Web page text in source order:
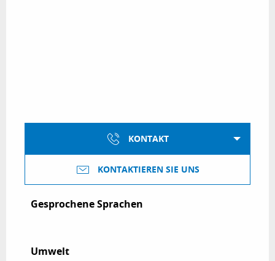
KONTAKT
KONTAKTIEREN SIE UNS
Gesprochene Sprachen
Gesprochene Sprachen
Umwelt
Umwelt